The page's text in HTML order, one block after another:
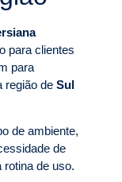
para clientes
para
região de Sul
de ambiente,
de
rotina de uso.